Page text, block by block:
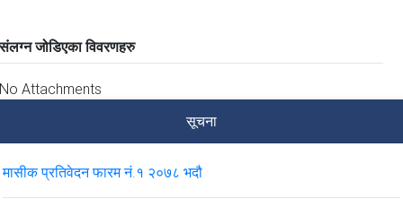
संलग्न जोडिएका विवरणहरु
No Attachments
सूचना
मासीक प्रतिवेदन फारम नं.१ २०७८ भदौ